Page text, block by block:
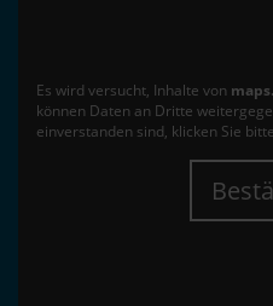
Es wird versucht, Inhalte von
können Daten an Dritte
einverstanden sind, klicken Sie